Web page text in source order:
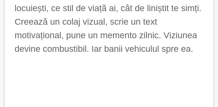
locuiești, ce stil de viață ai, cât de liniștit te simți.
Creează un colaj vizual, scrie un text
motivațional, pune un memento zilnic. Viziunea
devine combustibil. Iar banii vehiculul spre ea.